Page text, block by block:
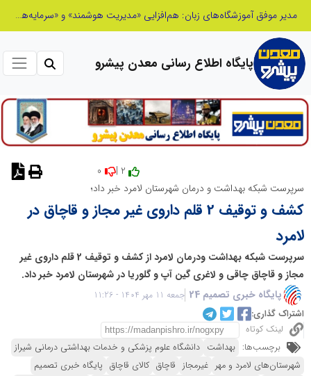
مدیر موفق آموزشگاه‌های زبان: هم‌افزایی «مدیریت هوشمند» و «سرمایه‌های انسانی» رمز عبور از بحران‌های آموزشی است
پایگاه اطلاع رسانی معدن پیشرو
سرپرست شبکه بهداشت و درمان شهرستان لامرد خبر داد؛
کشف و توقیف 2 قلم داروی غیر مجاز و قاچاق در
لامرد
سرپرست شبکه بهداشت ودرمان لامرد از کشف و توقیف 2 قلم داروی غیر
مجاز و قاچاق چاقی و لاغری گین آپ و گلوریا در شهرستان لامرد خبر داد.
پایگاه خبری تصمیم 24
جمعه 11 مهر 1404 - 11:26
اشتراک گذاری:
لینک کوتاه
برچسب‌ها: بهداشت دانشگاه علوم پزشکی و خدمات بهداشتی درمانی شیراز
شهرستان‌های لامرد و مهر غیرمجاز قاچاق کالای قاچاق پایگاه خبری تصمیم